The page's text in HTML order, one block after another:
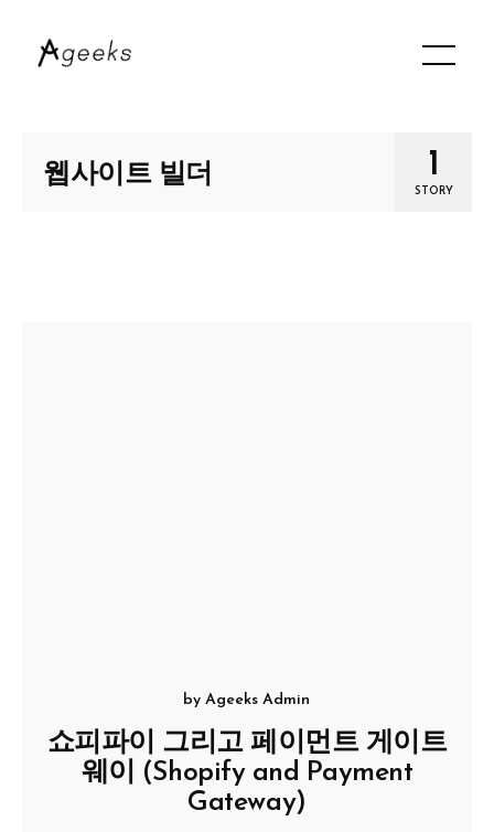
웹사이트 빌더 1
STORY
byAgeeks Admin
쇼피파이 그리고 페이먼트 게이트
웨이 (Shopify and Payment
Gateway)